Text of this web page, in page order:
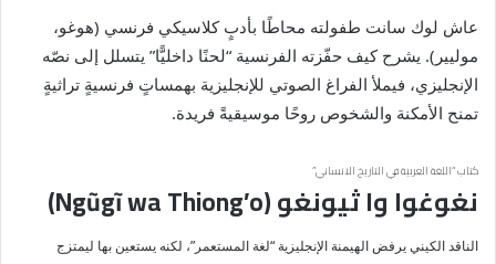
عاش لوك سانت طفولته محاطًا بأدبٍ كلاسيكي فرنسي (هوغو،
موليير). يشرح كيف حفّزته الفرنسية “لحنًا داخليًّا” يتسلل إلى نصّه
الإنجليزي، فيملأ الفراغ الصوتي للإنجليزية بهمساتٍ فرنسيةٍ تراثيةٍ
تمنح الأمكنة والشخوص روحًا موسيقيةً فريدة.
كتاب “اللغة العربية في التاريخ الانساني”
نغوغوا وا ثيونغو (Ngũgĩ wa Thiong’o)
الناقد الكيني يرفض الهيمنة الإنجليزية “لغة المستعمر”، لكنه يستعين بها ليمتزج